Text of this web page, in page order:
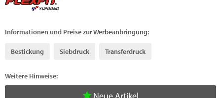
Informationen und Preise zur Werbeanbringung:
Bestickung Siebdruck Transferdruck
Weitere Hinweise: